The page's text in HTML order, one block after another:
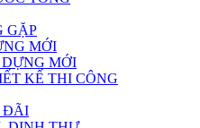
GẶP
MỚI
MỚI
KẾ THI CÔNG
ĐÃI